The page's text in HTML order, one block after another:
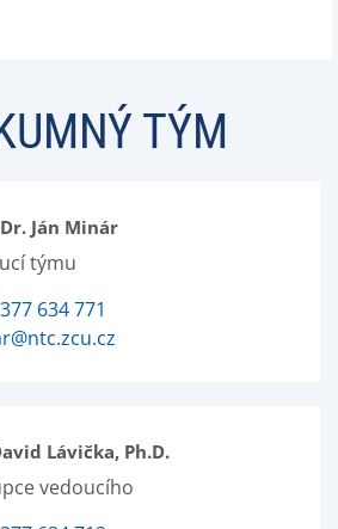
TÝM
Ján Minár
týmu
634 771
Lávička, Ph.D.
vedoucího